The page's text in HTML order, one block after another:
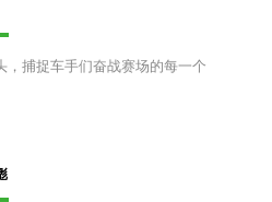
，捕捉车手们奋战赛场的每一个